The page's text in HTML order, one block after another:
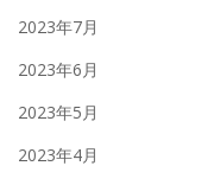
2023年7月
2023年6月
2023年5月
2023年4月